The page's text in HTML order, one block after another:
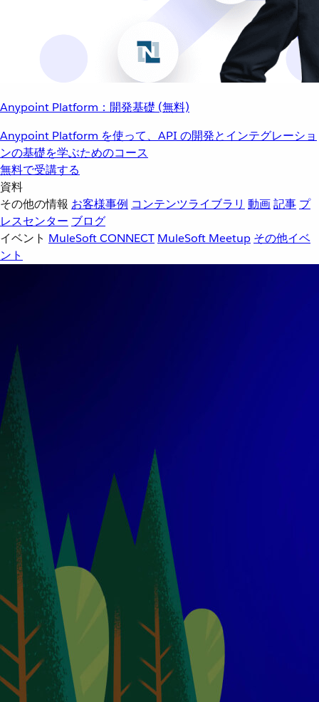
Anypoint Platform：開発基礎 (無料)
Anypoint Platform を使って、API の開発とインテグレーショ
ンの基礎を学ぶためのコース
無料で受講する
資料
その他の情報 お客様事例 コンテンツライブラリ 動画記事 プ
レスセンター ブログ
イベント MuleSoft CONNECT MuleSoft Meetup その他イベ
ント